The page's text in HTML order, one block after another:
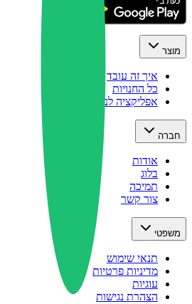
מוצר
איך זה עובד
כל החנויות
אפליקציה לנייד
חברה
אודות
בלוג
תמיכה
צור קשר
משפטי
תנאי שימוש
מדיניות פרטיות
עוגיות
הצהרת נגישות